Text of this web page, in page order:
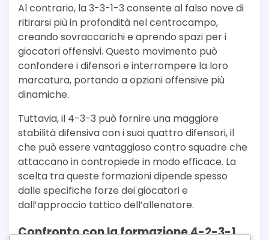
Al contrario, la 3-3-1-3 consente al falso nove di
ritirarsi più in profondità nel centrocampo,
creando sovraccarichi e aprendo spazi per i
giocatori offensivi. Questo movimento può
confondere i difensori e interrompere la loro
marcatura, portando a opzioni offensive più
dinamiche.
Tuttavia, il 4-3-3 può fornire una maggiore
stabilità difensiva con i suoi quattro difensori, il
che può essere vantaggioso contro squadre che
attaccano in contropiede in modo efficace. La
scelta tra queste formazioni dipende spesso
dalle specifiche forze dei giocatori e
dall’approccio tattico dell’allenatore.
Confronto con la formazione 4-2-3-1